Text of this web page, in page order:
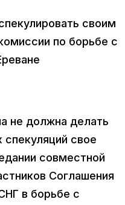
своим
по борьбе с
не должна делать
свое
совместной
Соглашения
в борьбе с